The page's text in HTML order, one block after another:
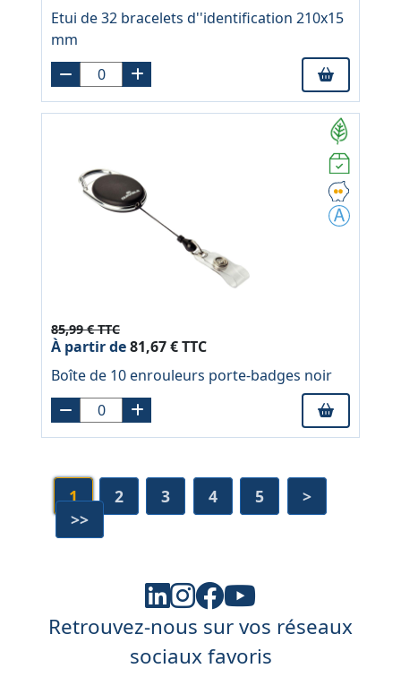
Etui de 32 bracelets d''identification 210x15
mm
85,99 € TTC
À partir de81,67 € TTC
Boîte de 10 enrouleurs porte-badges noir
1 2 3 4 5
>
>>
Retrouvez-nous sur vos réseaux
sociaux favoris